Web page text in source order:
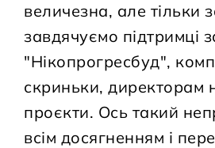
величезна, але тільки
завдячуємо
"Нікопрогресбуд",
скриньки, директорам
проєкти. Ось такий
всім досягненням і